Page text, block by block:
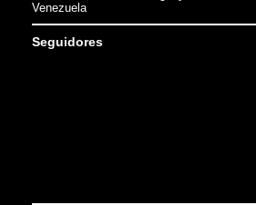
Venezuela
Seguidores